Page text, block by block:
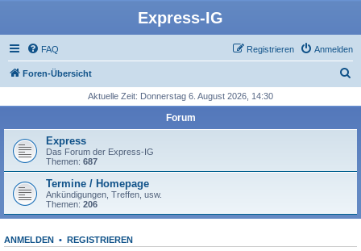
Express-IG
FAQ Anmelden
Registrieren
Foren-Übersicht
h
Aktuelle Zeit: Donnerstag 6. August 2026, 14:30
Forum
Express
Das Forum der Express-IG
Themen: 687
Termine / Homepage
Ankündigungen, Treffen, usw.
Themen: 206
ANMELDEN • REGISTRIEREN